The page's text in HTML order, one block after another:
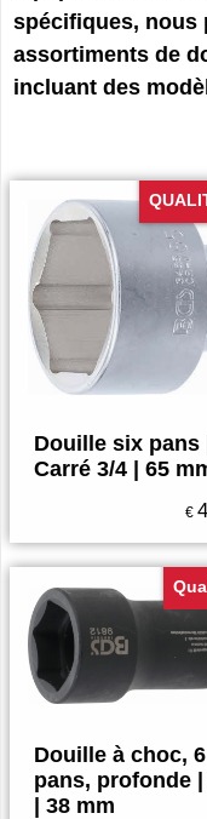
spécifiques, nous
assortiments de
incluant des
Douille six pans |
Carré 3/4 | 65
€
Douille à choc, 6
pans, profonde |
| 38 mm